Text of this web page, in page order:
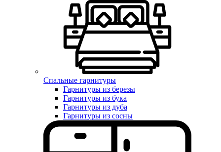
Спальные гарнитуры
Гарнитуры из березы
Гарнитуры из бука
Гарнитуры из дуба
Гарнитуры из сосны